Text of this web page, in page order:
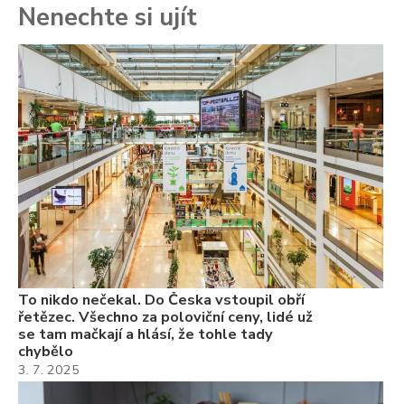
Nenechte si ujít
To nikdo nečekal. Do Česka vstoupil obří
řetězec. Všechno za poloviční ceny, lidé už
se tam mačkají a hlásí, že tohle tady
chybělo
3. 7. 2025